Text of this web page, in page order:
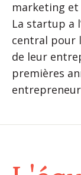
marketing et
La startup a
central pour
de leur
premières